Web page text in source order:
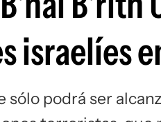
israelíes
sólo podrá ser